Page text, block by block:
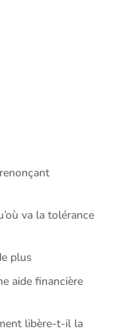
va la tolérance
plus
aide financière
libère-t-il la